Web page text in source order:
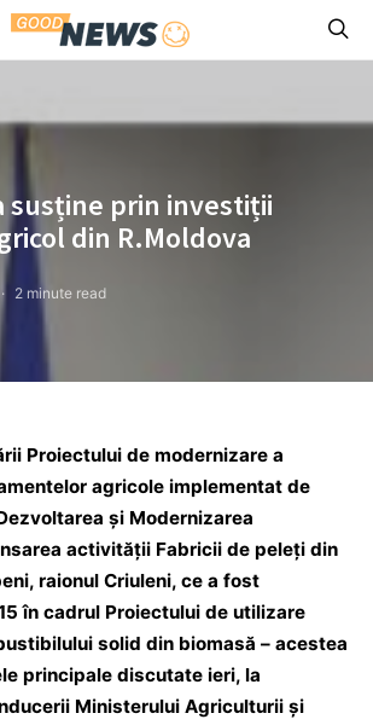
susține prin investiții
din R.Moldova
2 minute read
Proiectului de modernizare a
agricole implementat de
și Modernizarea
activității Fabricii de peleți din
raionul Criuleni, ce a fost
în cadrul Proiectului de utilizare
solid din biomasă – acestea
principale discutate ieri, la
Ministerului Agriculturii şi